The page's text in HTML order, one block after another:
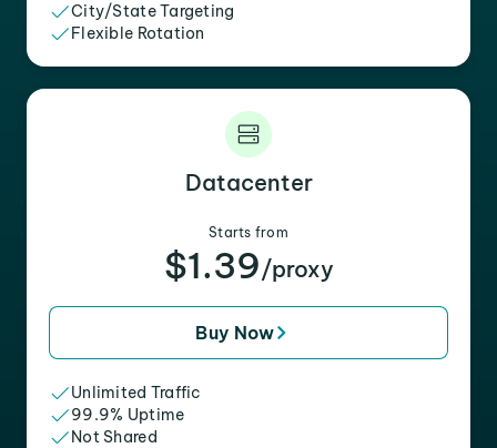
City/State Targeting
Flexible Rotation
Datacenter
Starts from
$1.39/proxy
Buy Now
Unlimited Traffic
99.9% Uptime
Not Shared